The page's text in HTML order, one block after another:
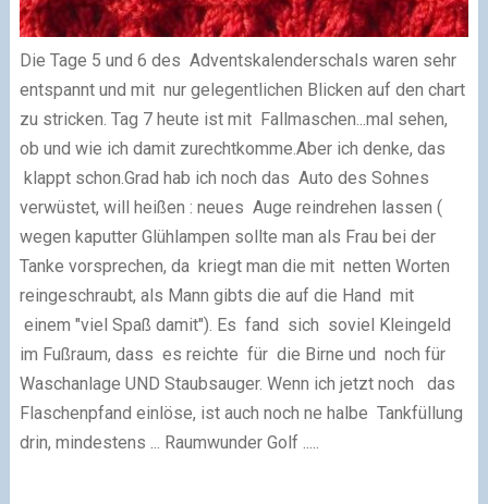
Die Tage 5 und 6 des Adventskalenderschals waren sehr
entspannt und mit nur gelegentlichen Blicken auf den chart
zu stricken. Tag 7 heute ist mit Fallmaschen...mal sehen,
ob und wie ich damit zurechtkomme.Aber ich denke, das
klappt schon.Grad hab ich noch das Auto des Sohnes
verwüstet, will heißen : neues Auge reindrehen lassen (
wegen kaputter Glühlampen sollte man als Frau bei der
Tanke vorsprechen, da kriegt man die mit netten Worten
reingeschraubt, als Mann gibts die auf die Hand mit
einem "viel Spaß damit"). Es fand sich soviel Kleingeld
im Fußraum, dass es reichte für die Birne und noch für
Waschanlage UND Staubsauger. Wenn ich jetzt noch das
Flaschenpfand einlöse, ist auch noch ne halbe Tankfüllung
drin, mindestens ... Raumwunder Golf .....